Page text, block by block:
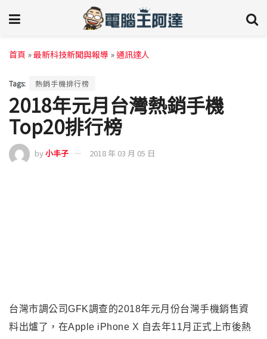
首頁 »最新科技新聞與報導 »通訊達人
Tags: 熱銷手機排行榜
2018年元月台灣熱銷手機
Top20排行榜
by小丰子 2018 年 03 月 05 日
台灣市調公司GFK調查的2018年元月份台灣手機銷售資
料出爐了，在Apple iPhone X 自去年11月正式上市後熱